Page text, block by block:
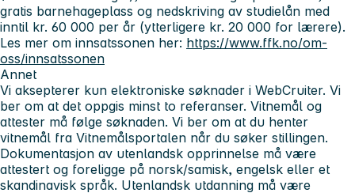
gratis barnehageplass og nedskriving av studielån med
inntil kr. 60 000 per år (ytterligere kr. 20 000 for lærere).
Les mer om innsatssonen her: https://www.ffk.no/om-
oss/innsatssonen
Annet
Vi aksepterer kun elektroniske søknader i WebCruiter. Vi
ber om at det oppgis minst to referanser. Vitnemål og
attester må følge søknaden. Vi ber om at du henter
vitnemål fra Vitnemålsportalen når du søker stillingen.
Dokumentasjon av utenlandsk opprinnelse må være
attestert og foreligge på norsk/samisk, engelsk eller et
skandinavisk språk. Utenlandsk utdanning må være